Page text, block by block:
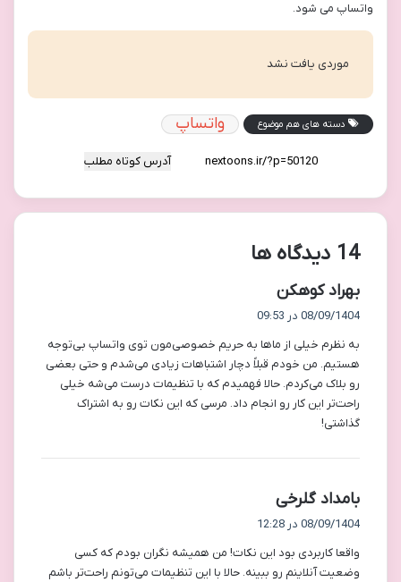
واتساپ می شود.
موردی یافت نشد
دسته های هم موضوع واتساپ
آدرس کوتاه مطلب
‫14 دیدگاه ها
بهراد کوهکن
ف
:
08/09/1404 در 09:53
به نظرم خیلی از ماها به حریم خصوصی‌مون توی واتساپ بی‌توجه
هستیم. من خودم قبلاً دچار اشتباهات زیادی می‌شدم و حتی بعضی
رو بلاک می‌کردم. حالا فهمیدم که با تنظیمات درست می‌شه خیلی
راحت‌تر این کار رو انجام داد. مرسی که این نکات رو به اشتراک
گذاشتی!
بامداد گلرخی
ف
:
08/09/1404 در 12:28
واقعا کاربردی بود این نکات! من همیشه نگران بودم که کسی
وضعیت آنلاینم رو ببینه. حالا با این تنظیمات می‌تونم راحت‌تر باشم